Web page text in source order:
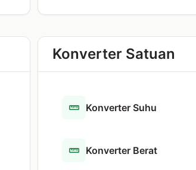
Konverter Satuan
Konverter Suhu
Konverter Berat